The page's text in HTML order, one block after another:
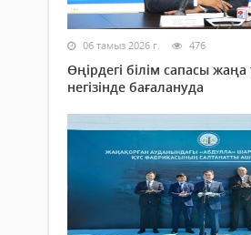
06 тамыз 2026 г. 476
Өңірдегі білім сапасы жаңа
негізінде бағалануда